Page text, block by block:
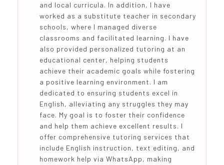
and local curricula. In addition, I have
worked as a substitute teacher in secondary
schools, where I managed diverse
classrooms and facilitated learning. I have
also provided personalized tutoring at an
educational center, helping students
achieve their academic goals while fostering
a positive learning environment. I am
dedicated to ensuring students excel in
English, alleviating any struggles they may
face. My goal is to foster their confidence
and help them achieve excellent results. I
offer comprehensive tutoring services that
include English instruction, text editing, and
homework help via WhatsApp, making